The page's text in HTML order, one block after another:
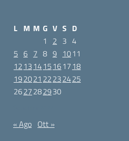
L M M G V S D
1
2 3 4
5 6 7 8 9 1011
12 13 1415 1617 18
192021 22232425
2627282930
« Ago Ott »